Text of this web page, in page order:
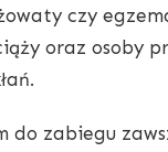
czy
oraz osoby
do zabiegu